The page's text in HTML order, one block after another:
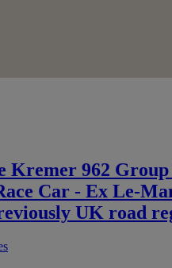
Kremer 962 Group
Car - Ex Le-
UK road